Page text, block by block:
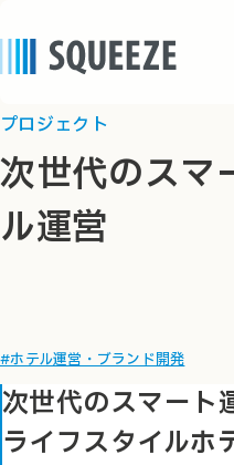
プロジェクト
次世代のスマ
ル運営
#ホテル運営・ブランド開発
次世代のスマート
ライフスタイルホ